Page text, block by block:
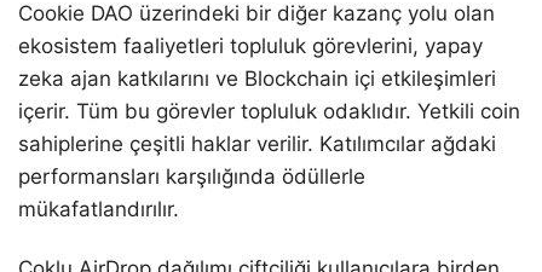
Cookie DAO üzerindeki bir diğer kazanç yolu olan
ekosistem faaliyetleri topluluk görevlerini, yapay
zeka ajan katkılarını ve Blockchain içi etkileşimleri
içerir. Tüm bu görevler topluluk odaklıdır. Yetkili coin
sahiplerine çeşitli haklar verilir. Katılımcılar ağdaki
performansları karşılığında ödüllerle
mükafatlandırılır.